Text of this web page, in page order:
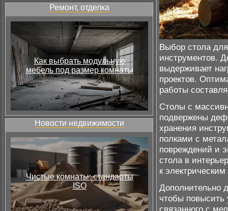
Ремонт, отделка
Как выбрать модульную
мебель под размер комнаты
Новости недвижимости
Чистые комнаты: стандарты
ISO
Выбор стола
инструментов.
выдерживает
проектов.
работы
Столы с
подвержены
хранения
полками с
повреждений и
стола в
к
Дополнительно
чтобы повысить
связанного с